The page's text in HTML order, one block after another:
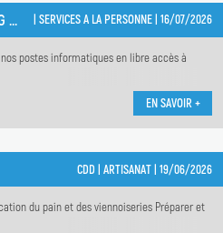
ACCUEIL ET MÉDIATION NUMÉRIQUE (H/F) - MISSION EN SERVICE CIVIQUE - 8 MOIS - STRASBOURG CENTRE VILLE | SERVICES A LA PERSONNE | 16/07/2026
postes informatiques en libre accès à
EN SAVOIR +
CDD | ARTISANAT | 19/06/2026
du pain et des viennoiseries Préparer et